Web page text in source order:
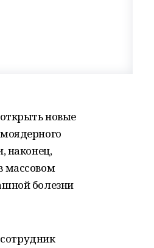
новые
наконец,
массовом
болезни